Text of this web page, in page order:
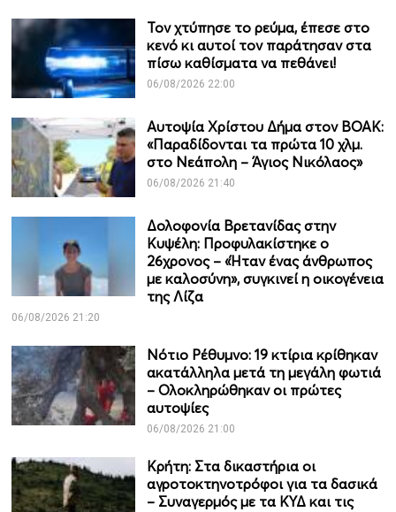
Τον χτύπησε το ρεύμα, έπεσε στο
κενό κι αυτοί τον παράτησαν στα
πίσω καθίσματα να πεθάνει!
06/08/2026 22:00
Αυτοψία Χρίστου Δήμα στον ΒΟΑΚ:
«Παραδίδονται τα πρώτα 10 χλμ.
στο Νεάπολη – Άγιος Νικόλαος»
06/08/2026 21:40
Δολοφονία Βρετανίδας στην
Κυψέλη: Προφυλακίστηκε ο
26χρονος – «Ήταν ένας άνθρωπος
με καλοσύνη», συγκινεί η οικογένεια
της Λίζα
06/08/2026 21:20
Νότιο Ρέθυμνο: 19 κτίρια κρίθηκαν
ακατάλληλα μετά τη μεγάλη φωτιά
– Ολοκληρώθηκαν οι πρώτες
αυτοψίες
06/08/2026 21:00
Κρήτη: Στα δικαστήρια οι
αγροτοκτηνοτρόφοι για τα δασικά
– Συναγερμός με τα ΚΥΔ και τις